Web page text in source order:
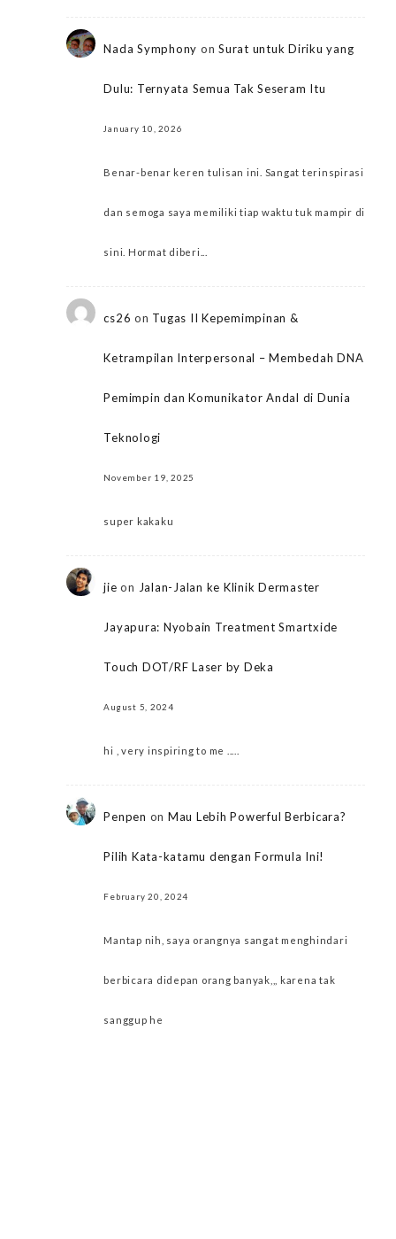
Nada Symphony on Surat untuk Diriku yang
Dulu: Ternyata Semua Tak Seseram Itu
January 10, 2026
Benar-benar keren tulisan ini. Sangat terinspirasi
dan semoga saya memiliki tiap waktu tuk mampir di
sini. Hormat diberi...
cs26 on Tugas II Kepemimpinan &
Ketrampilan Interpersonal – Membedah DNA
Pemimpin dan Komunikator Andal di Dunia
Teknologi
November 19, 2025
super kakaku
jie on Jalan-Jalan ke Klinik Dermaster
Jayapura: Nyobain Treatment Smartxide
Touch DOT/RF Laser by Deka
August 5, 2024
hi , very inspiring to me .....
Penpen on Mau Lebih Powerful Berbicara?
Pilih Kata-katamu dengan Formula Ini!
February 20, 2024
Mantap nih, saya orangnya sangat menghindari
berbicara didepan orang banyak,,, karena tak
sanggup he